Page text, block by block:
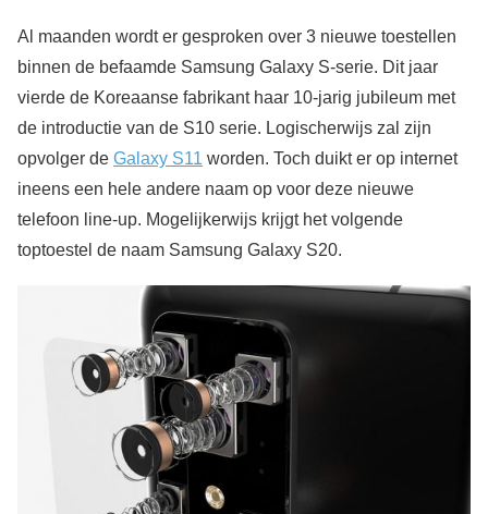
Al maanden wordt er gesproken over 3 nieuwe toestellen
binnen de befaamde Samsung Galaxy S-serie. Dit jaar
vierde de Koreaanse fabrikant haar 10-jarig jubileum met
de introductie van de S10 serie. Logischerwijs zal zijn
opvolger de Galaxy S11 worden. Toch duikt er op internet
ineens een hele andere naam op voor deze nieuwe
telefoon line-up. Mogelijkerwijs krijgt het volgende
toptoestel de naam Samsung Galaxy S20.